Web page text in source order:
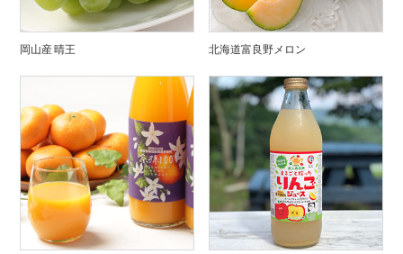
岡山産 晴王 北海道富良野メロン